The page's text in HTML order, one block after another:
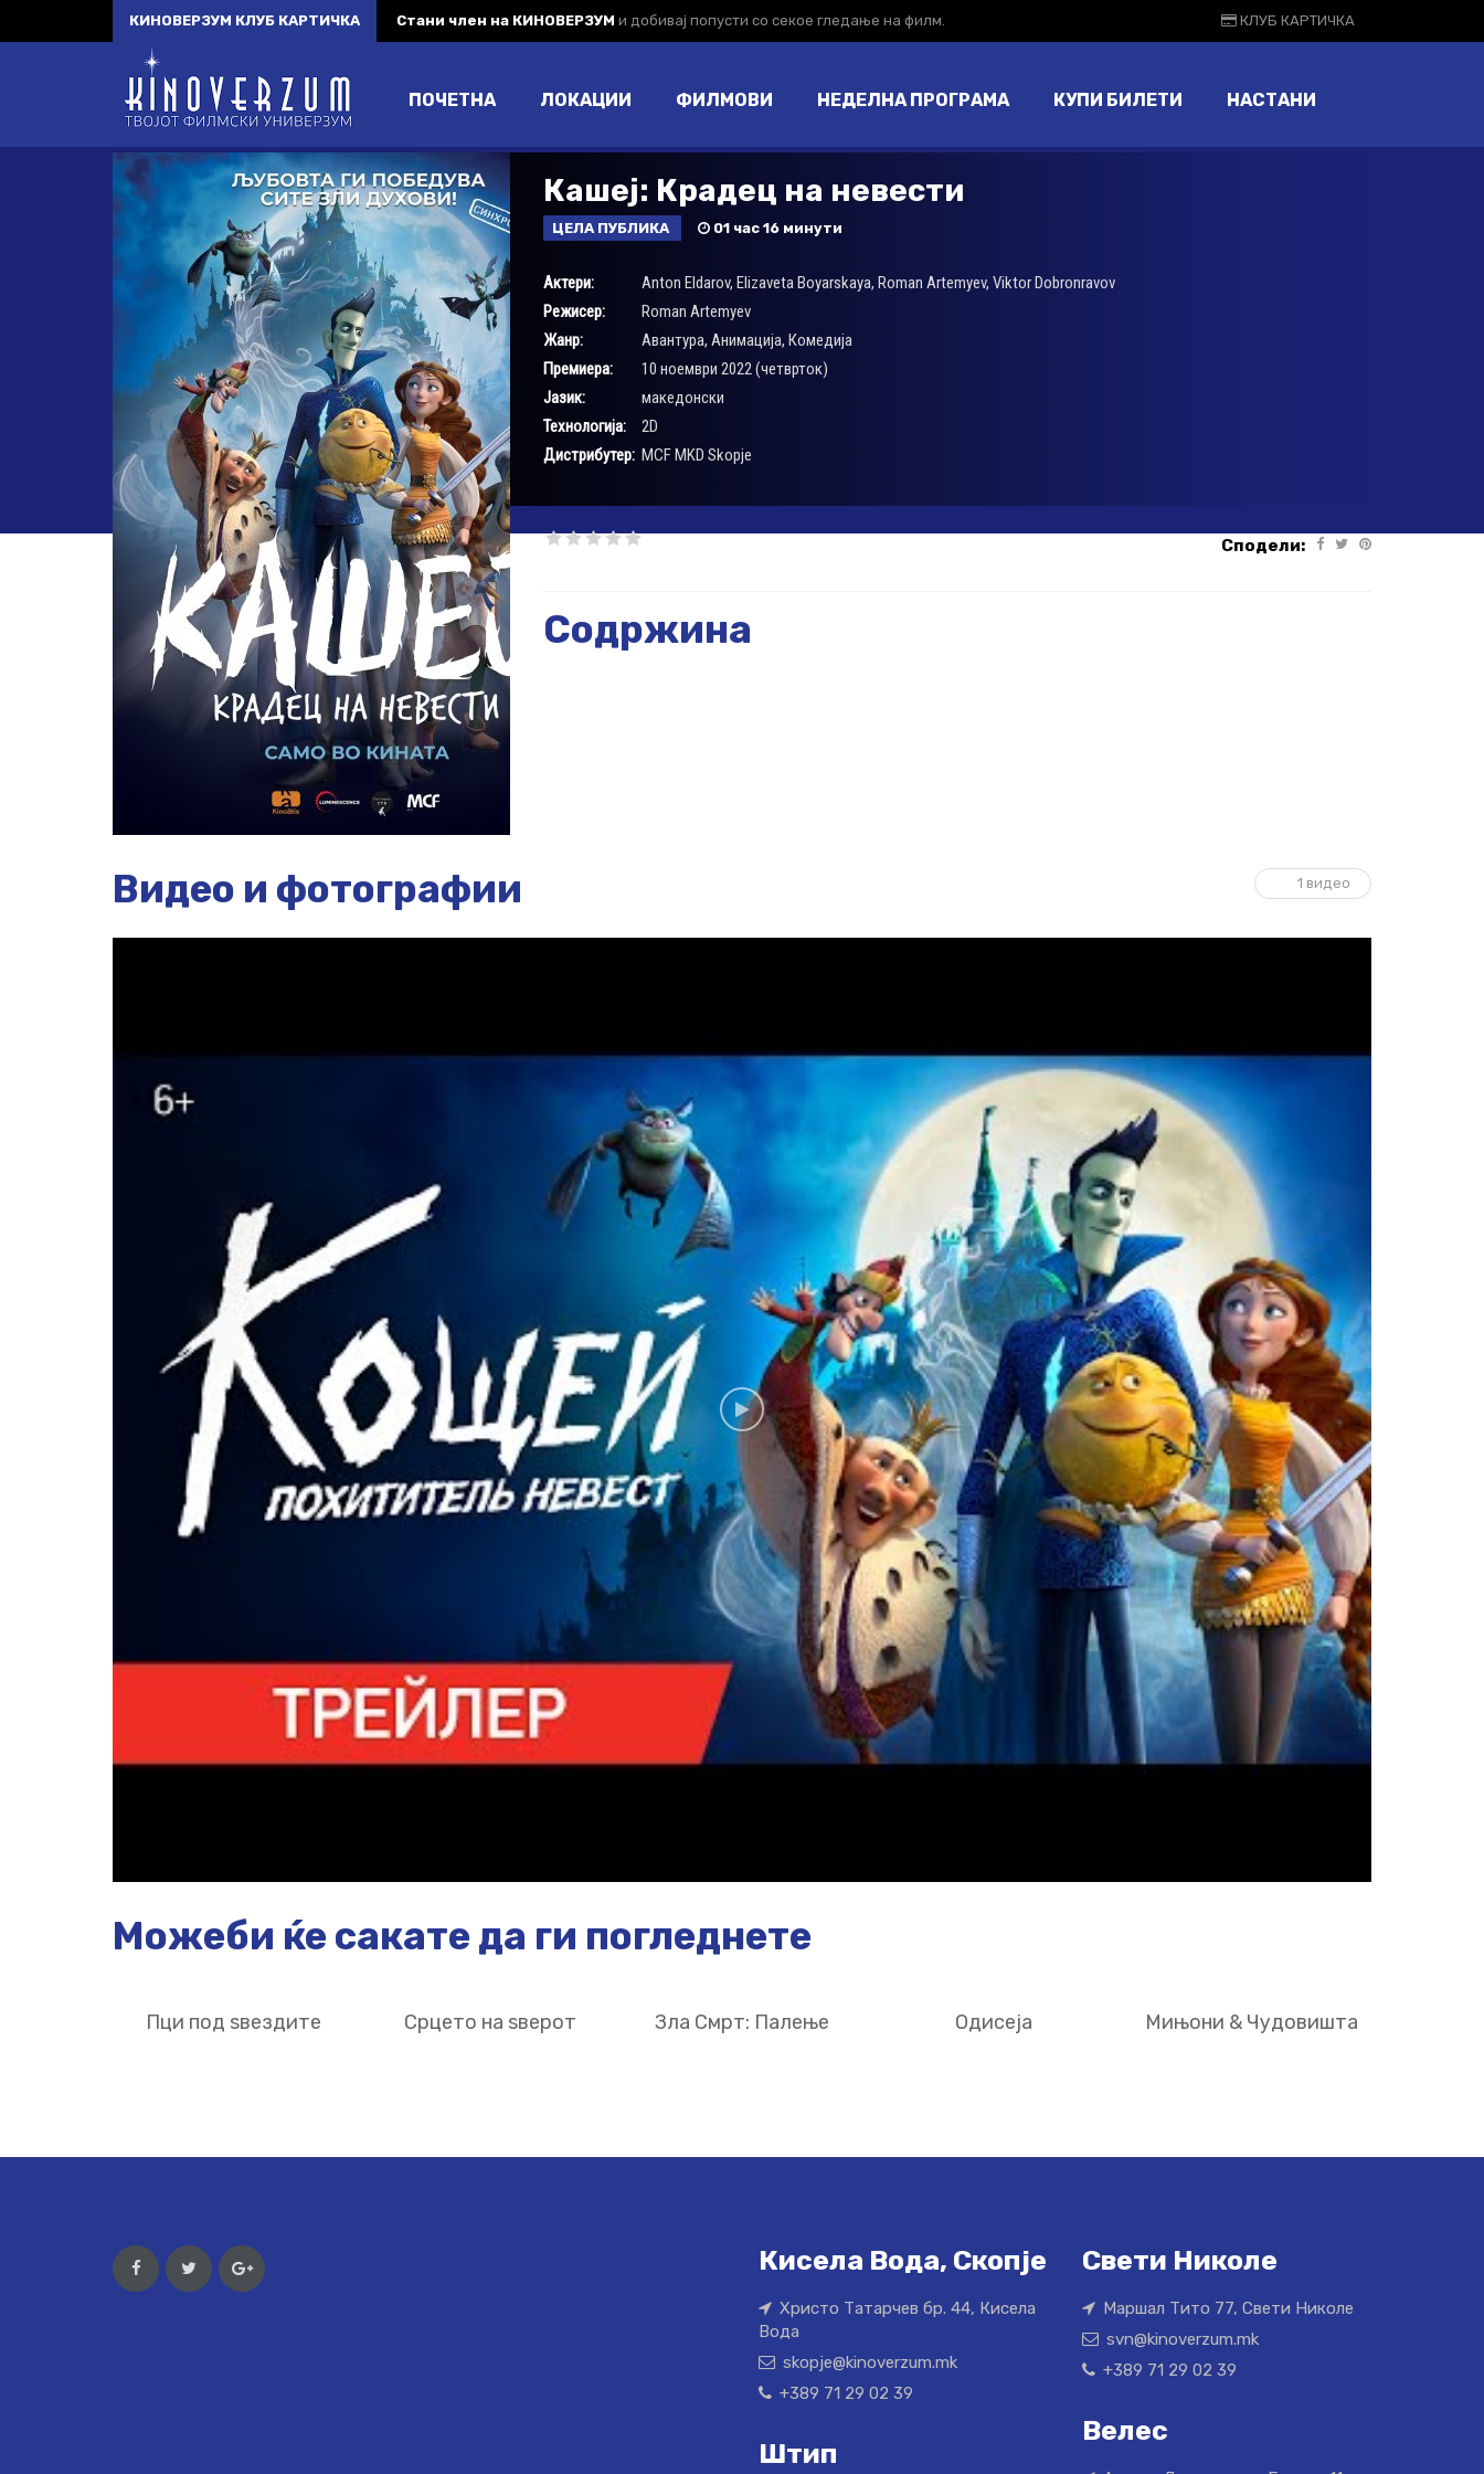
КИНОВЕРЗУМ КЛУБ КАРТИЧКА Стани член на КИНОВЕРЗУМ и добивај попусти со секое гледање на филм. КЛУБ КАРТИЧКА
ПОЧЕТНА ЛОКАЦИИ ФИЛМОВИ НЕДЕЛНА ПРОГРАМА КУПИ БИЛЕТИ НАСТАНИ
Кашеј: Крадец на невести
ЦЕЛА ПУБЛИКА 01 час 16 минути
Актери: Anton Eldarov, Elizaveta Boyarskaya, Roman Artemyev, Viktor Dobronravov
Режисер:
Roman Artemyev
Жанр:
Авантура, Анимација, Комедија
Премиера:
10 ноември 2022 (четврток)
Јазик:
македонски
Технологија:
2D
Дистрибутер: MCF MKD Skopje
Сподели:
Содржина
Видео и фотографии 1 видео
Можеби ќе сакате да ги погледнете
Пци под ѕвездите Срцето на ѕверот Зла Смрт: Палење Одисеја Мињони & Чудовишта
Кисела Вода, Скопје
Христо Татарчев бр. 44, Кисела
Вода
skopje@kinoverzum.mk
+389 71 29 02 39
Штип
Свети Николе
Маршал Тито 77, Свети Николе
svn@kinoverzum.mk
+389 71 29 02 39
Велес